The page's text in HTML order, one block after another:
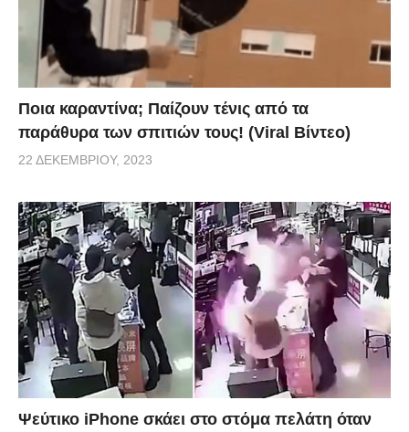
Ποια καραντίνα; Παίζουν τένις από τα
παράθυρα των σπιτιών τους! (Viral Βίντεο)
22 ΔΕΚΕΜΒΡΊΟΥ, 2023
Ψεύτικο iPhone σκάει στο στόμα πελάτη όταν